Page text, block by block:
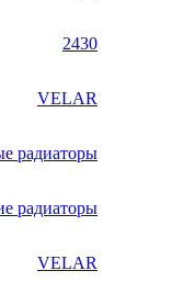
2430
VELAR
радиаторы
радиаторы
VELAR